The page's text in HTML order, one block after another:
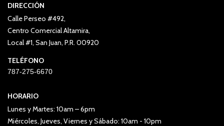
DIRECCIÓN
Calle Perseo #492,
Centro Comercial Altamira,
Local #1, San Juan, P.R. 00920
TELÉFONO
787-275-6670
HORARIO
Lunes y Martes: 10am – 6pm
Miércoles, Jueves, Viernes y Sábado: 10am - 10pm